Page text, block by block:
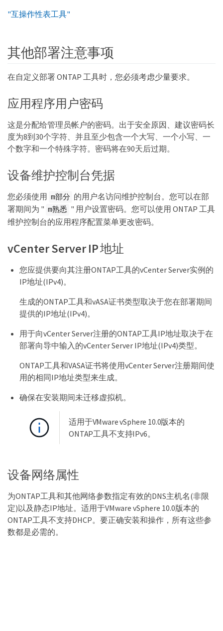
"互操作性表工具"
其他部署注意事项
在自定义部署 ONTAP 工具时，您必须考虑少量要求。
应用程序用户密码
这是分配给管理员帐户的密码。出于安全原因、建议密码长
度为8到30个字符、并且至少包含一个大写、一个小写、一
个数字和一个特殊字符。密码将在90天后过期。
设备维护控制台凭据
您必须使用 m部分 的用户名访问维护控制台。您可以在部
署期间为 " m熟悉 " 用户设置密码。您可以使用 ONTAP 工具
维护控制台的应用程序配置菜单更改密码。
vCenter Server IP 地址
您应提供要向其注册ONTAP工具的vCenter Server实例的
IP地址(IPv4)。
生成的ONTAP工具和vASA证书类型取决于您在部署期间
提供的IP地址(IPv4)。
用于向vCenter Server注册的ONTAP工具IP地址取决于在
部署向导中输入的vCenter Server IP地址(IPv4)类型。
ONTAP工具和VASA证书将使用vCenter Server注册期间使
用的相同IP地址类型来生成。
确保在安装期间未迁移虚拟机。
适用于VMware vSphere 10.0版本的
ONTAP工具不支持IPv6。
设备网络属性
为ONTAP工具和其他网络参数指定有效的DNS主机名(非限
定)以及静态IP地址。适用于VMware vSphere 10.0版本的
ONTAP工具不支持DHCP。要正确安装和操作，所有这些参
数都是必需的。